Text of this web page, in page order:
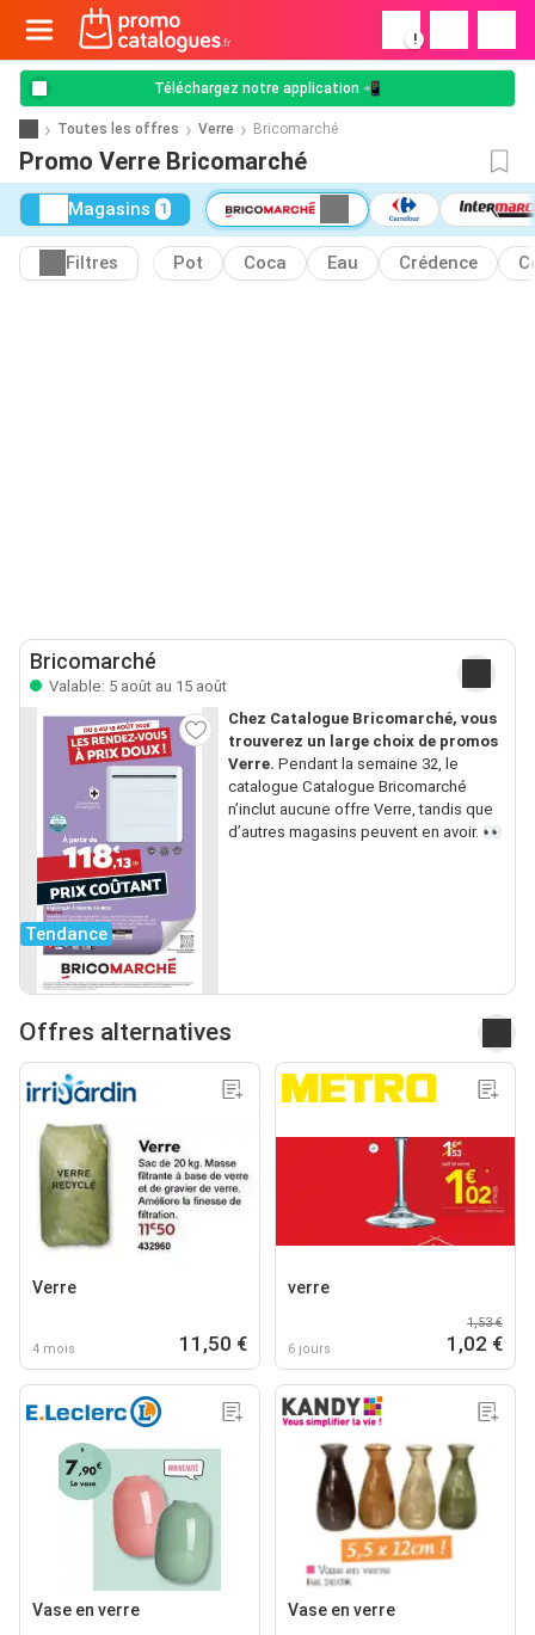
!
Téléchargez notre application 📲
Toutes les offres Verre Bricomarché
Promo Verre Bricomarché
Magasins 1
Filtres Pot Coca Eau Crédence
Bricomarché
Valable: 5 août au 15 août
Tendance
Chez Catalogue Bricomarché, vous
trouverez un large choix de promos
Verre. Pendant la semaine 32, le
catalogue Catalogue Bricomarché
n’inclut aucune offre Verre, tandis que
d’autres magasins peuvent en avoir. 👀
Offres alternatives
Verre
4 mois 11,50 €
verre
6 jours
1,53 €
1,02 €
Vase en verre Vase en verre